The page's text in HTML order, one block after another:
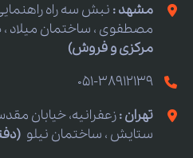
مشهد : نبش سه راه
مصطفوی ، ساختمان میلاد ، طبقه 2 ،
مرکزی و فروش)
051-38912139
تهران :زعفرانیه، خیابان
ستایش ، ساختمان نیلو